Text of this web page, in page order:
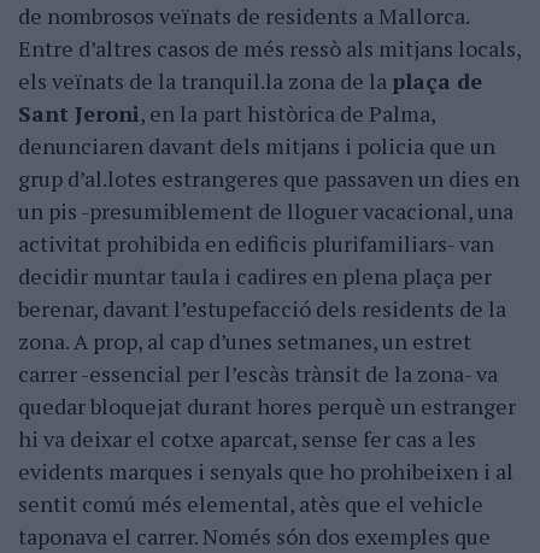
de nombrosos veïnats de residents a Mallorca.
Entre d’altres casos de més ressò als mitjans locals,
els veïnats de la tranquil.la zona de la plaça de
Sant Jeroni, en la part històrica de Palma,
denunciaren davant dels mitjans i policia que un
grup d’al.lotes estrangeres que passaven un dies en
un pis -presumiblement de lloguer vacacional, una
activitat prohibida en edificis plurifamiliars- van
decidir muntar taula i cadires en plena plaça per
berenar, davant l’estupefacció dels residents de la
zona. A prop, al cap d’unes setmanes, un estret
carrer -essencial per l’escàs trànsit de la zona- va
quedar bloquejat durant hores perquè un estranger
hi va deixar el cotxe aparcat, sense fer cas a les
evidents marques i senyals que ho prohibeixen i al
sentit comú més elemental, atès que el vehicle
taponava el carrer. Només són dos exemples que